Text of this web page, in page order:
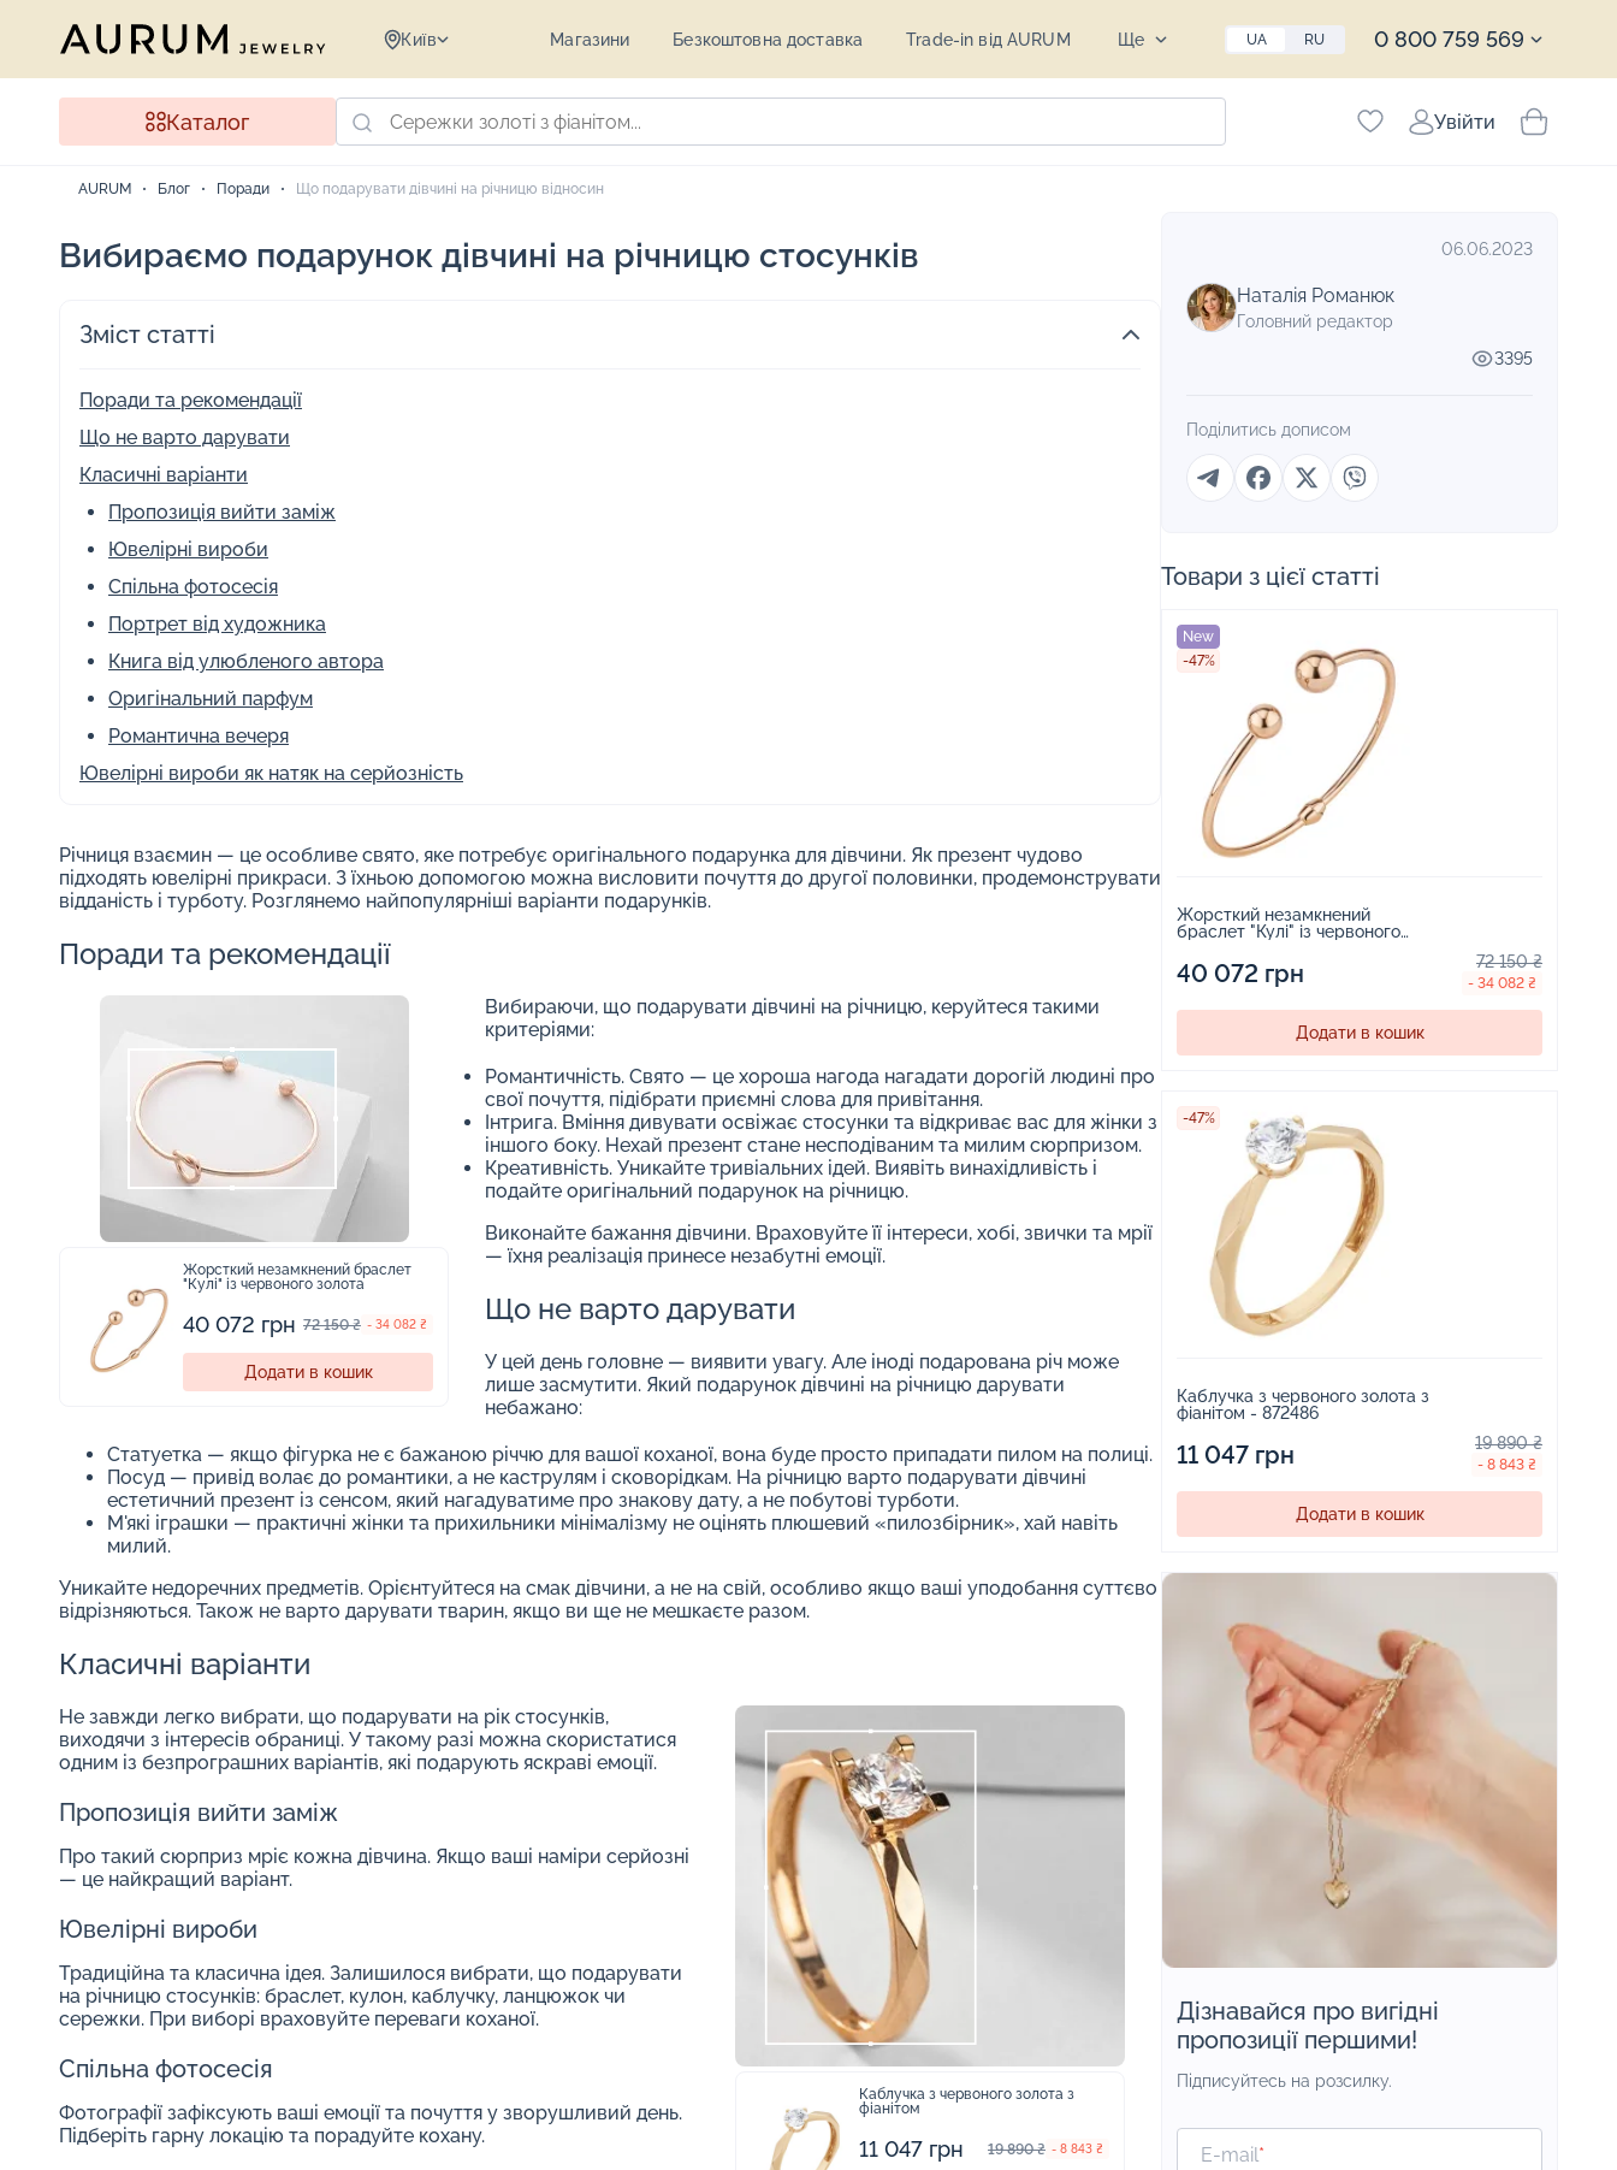
Київ Магазини Безкоштовна доставка Trade-in від AURUM Ще UA RU 0 800 759 569
Каталог Увійти
AURUM Блог Поради Що подарувати дівчині на річницю відносин
Вибираємо подарунок дівчині на річницю стосунків
Зміст статті
Поради та рекомендації
Що не варто дарувати
Класичні варіанти
Пропозиція вийти заміж
Ювелірні вироби
Спільна фотосесія
Портрет від художника
Книга від улюбленого автора
Оригінальний парфум
Романтична вечеря
Ювелірні вироби як натяк на серйозність
Річниця взаємин — це особливе свято, яке потребує оригінального подарунка для дівчини. Як презент чудово
підходять ювелірні прикраси. З їхньою допомогою можна висловити почуття до другої половинки, продемонструвати
відданість і турботу. Розглянемо найпопулярніші варіанти подарунків.
Поради та рекомендації
Жорсткий незамкнений браслет
"Кулі" із червоного золота
40 072 грн 72 150 ₴ - 34 082 ₴
Додати в кошик
Вибираючи, що подарувати дівчині на річницю, керуйтеся такими
критеріями:
Романтичність. Свято — це хороша нагода нагадати дорогій людині про
свої почуття, підібрати приємні слова для привітання.
Інтрига. Вміння дивувати освіжає стосунки та відкриває вас для жінки з
іншого боку. Нехай презент стане несподіваним та милим сюрпризом.
Креативність. Уникайте тривіальних ідей. Виявіть винахідливість і
подайте оригінальний подарунок на річницю.
Виконайте бажання дівчини. Враховуйте її інтереси, хобі, звички та мрії
— їхня реалізація принесе незабутні емоції.
Що не варто дарувати
У цей день головне — виявити увагу. Але іноді подарована річ може
лише засмутити. Який подарунок дівчині на річницю дарувати
небажано:
Статуетка — якщо фігурка не є бажаною річчю для вашої коханої, вона буде просто припадати пилом на полиці.
Посуд — привід волає до романтики, а не каструлям і сковорідкам. На річницю варто подарувати дівчині
естетичний презент із сенсом, який нагадуватиме про знакову дату, а не побутові турботи.
М'які іграшки — практичні жінки та прихильники мінімалізму не оцінять плюшевий «пилозбірник», хай навіть
милий.
Уникайте недоречних предметів. Орієнтуйтеся на смак дівчини, а не на свій, особливо якщо ваші уподобання суттєво
відрізняються. Також не варто дарувати тварин, якщо ви ще не мешкаєте разом.
Класичні варіанти
Каблучка з червоного золота з
фіанітом
11 047 грн 19 890 ₴ - 8 843 ₴
Не завжди легко вибрати, що подарувати на рік стосунків,
виходячи з інтересів обраниці. У такому разі можна скористатися
одним із безпрограшних варіантів, які подарують яскраві емоції.
Пропозиція вийти заміж
Про такий сюрприз мріє кожна дівчина. Якщо ваші наміри серйозні
— це найкращий варіант.
Ювелірні вироби
Традиційна та класична ідея. Залишилося вибрати, що подарувати
на річницю стосунків: браслет, кулон, каблучку, ланцюжок чи
сережки. При виборі враховуйте переваги коханої.
Спільна фотосесія
Фотографії зафіксують ваші емоції та почуття у зворушливий день.
Підберіть гарну локацію та порадуйте кохану.
06.06.2023
Наталія Романюк
Головний редактор
3395
Поділитись дописом
Товари з цієї статті
New
-47%
Жорсткий незамкнений
браслет "Кулі" із червоного
40 072 грн 72 150 ₴
- 34 082 ₴
Додати в кошик
-47%
Каблучка з червоного золота з
фіанітом - 872486
11 047 грн 19 890 ₴
- 8 843 ₴
Додати в кошик
Дізнавайся про вигідні
пропозиції першими!
Підписуйтесь на розсилку.
E-mail*